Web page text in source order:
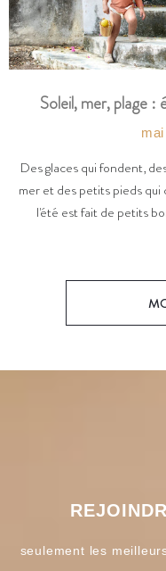
Soleil, mer, plage :
mai
Des glaces qui fondent,
mer et des petits pieds
l'été est fait de petits
seulement les